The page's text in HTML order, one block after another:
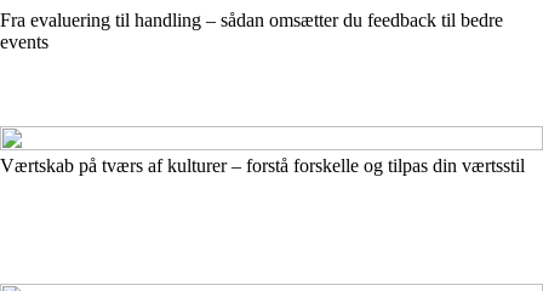
Fra evaluering til handling – sådan omsætter du feedback til bedre
events
Værtskab på tværs af kulturer – forstå forskelle og tilpas din værtsstil